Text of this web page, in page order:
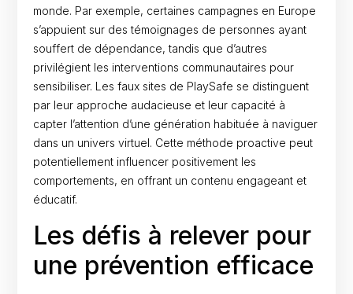
monde. Par exemple, certaines campagnes en Europe
s’appuient sur des témoignages de personnes ayant
souffert de dépendance, tandis que d’autres
privilégient les interventions communautaires pour
sensibiliser. Les faux sites de PlaySafe se distinguent
par leur approche audacieuse et leur capacité à
capter l’attention d’une génération habituée à naviguer
dans un univers virtuel. Cette méthode proactive peut
potentiellement influencer positivement les
comportements, en offrant un contenu engageant et
éducatif.
Les défis à relever pour
une prévention efficace